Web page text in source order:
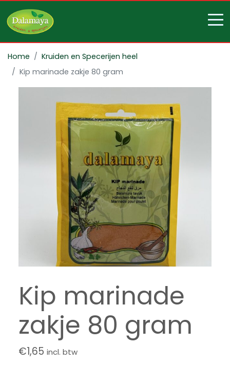
Home
Kruiden en Specerijen heel
Kip marinade zakje 80 gram
Kip marinade
zakje 80 gram
€1,65 incl. btw